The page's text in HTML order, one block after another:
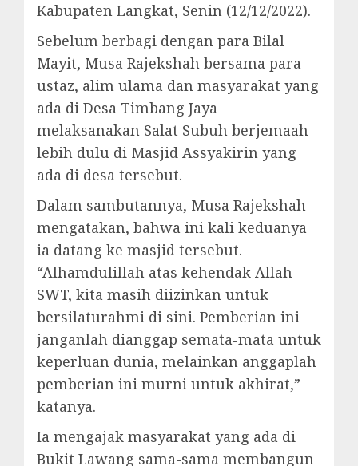
Kabupaten Langkat, Senin (12/12/2022).
Sebelum berbagi dengan para Bilal
Mayit, Musa Rajekshah bersama para
ustaz, alim ulama dan masyarakat yang
ada di Desa Timbang Jaya
melaksanakan Salat Subuh berjemaah
lebih dulu di Masjid Assyakirin yang
ada di desa tersebut.
Dalam sambutannya, Musa Rajekshah
mengatakan, bahwa ini kali keduanya
ia datang ke masjid tersebut.
“Alhamdulillah atas kehendak Allah
SWT, kita masih diizinkan untuk
bersilaturahmi di sini. Pemberian ini
janganlah dianggap semata-mata untuk
keperluan dunia, melainkan anggaplah
pemberian ini murni untuk akhirat,”
katanya.
Ia mengajak masyarakat yang ada di
Bukit Lawang sama-sama membangun